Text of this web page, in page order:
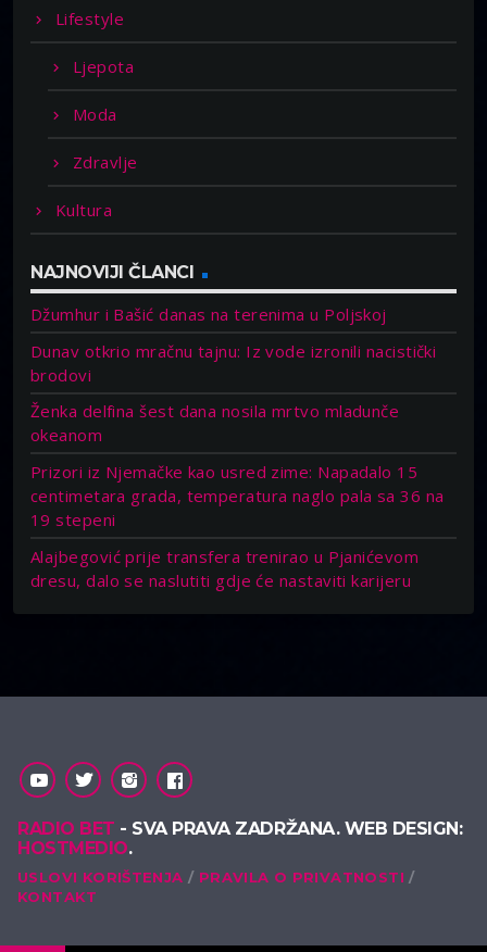
Lifestyle
Ljepota
Moda
Zdravlje
Kultura
NAJNOVIJI ČLANCI
Džumhur i Bašić danas na terenima u Poljskoj
Dunav otkrio mračnu tajnu: Iz vode izronili nacistički
brodovi
Ženka delfina šest dana nosila mrtvo mladunče
okeanom
Prizori iz Njemačke kao usred zime: Napadalo 15
centimetara grada, temperatura naglo pala sa 36 na
19 stepeni
Alajbegović prije transfera trenirao u Pjanićevom
dresu, dalo se naslutiti gdje će nastaviti karijeru
RADIO BET - SVA PRAVA ZADRŽANA. WEB DESIGN:
HOSTMEDIO.
USLOVI KORIŠTENJA
PRAVILA O PRIVATNOSTI
KONTAKT